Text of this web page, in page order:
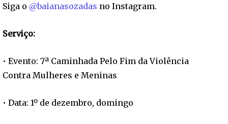
Siga o @baianasozadas no Instagram.
Serviço:
• Evento: 7ª Caminhada Pelo Fim da Violência
Contra Mulheres e Meninas
• Data: 1º de dezembro, domingo